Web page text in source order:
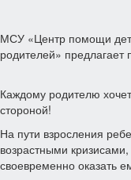
МСУ «Центр помощи
родителей» предлагает
Каждому родителю
стороной!
На пути взросления
возрастными
своевременно оказать